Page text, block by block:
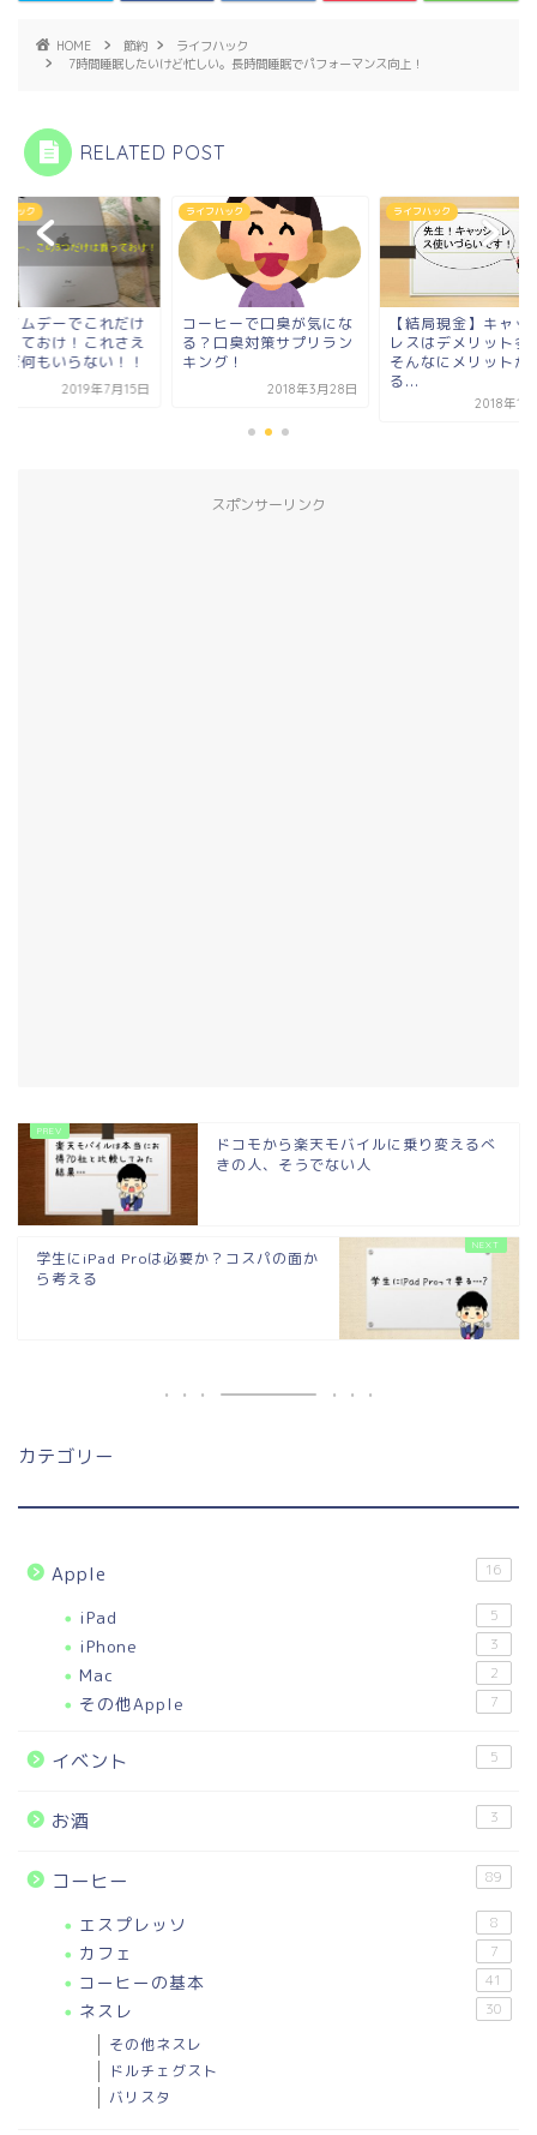
HOME 節約
ライフハック
7時間睡眠したいけど忙しい。長時間睡眠でパフォーマンス向上！
RELATED POST
ハック
イムデーでこれだけ
っておけ！これさえ
ば何もいらない！！
2019年7月15日
ライフハック
コーヒーで口臭が気にな
る？口臭対策サプリラン
キング！
2018年3月28日
ライフハック
【結局現金】キャッ
レスはデメリット多
そんなにメリットが
る...
2018年12
スポンサーリンク
ドコモから楽天モバイルに乗り変えるべ
きの人、そうでない人
学生にiPad Proは必要か？コスパの面か
ら考える
カテゴリー
Apple 16
iPad 5
iPhone 3
Mac 2
その他Apple 7
イベント 5
お酒 3
コーヒー 89
エスプレッソ 8
カフェ 7
コーヒーの基本 41
ネスレ 30
その他ネスレ
ドルチェグスト
バリスタ